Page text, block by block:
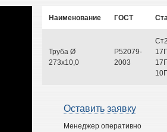
Наименование ГОСТ
Труба Ø
273х10,0
Р52079-
2003
Оставить заявку
Менеджер оперативно